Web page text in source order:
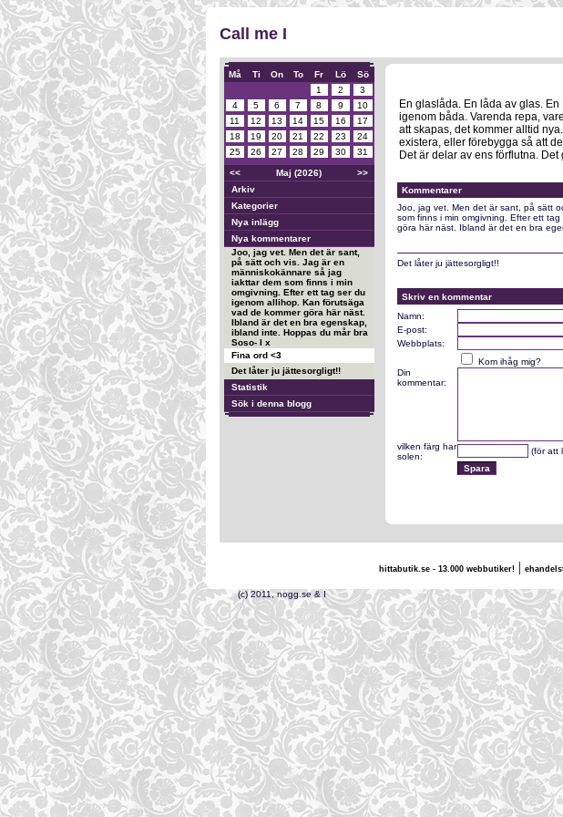
Call me I
Må Ti On To Fr Lö
Sö
1
2
3
4
5 6 7 8 9
10
11
12 13 14 15 16
17
18
19 20 21 22 23
24
25
26 27 28 29 30 31
<< Maj (2026)
>>
Arkiv
Kategorier
Nya inlägg
Nya kommentarer
Joo, jag vet. Men det är sant,
på sätt och vis. Jag är en
människokännare så jag
iakttar dem som finns i min
omgivning. Efter ett tag ser du
igenom allihop. Kan förutsäga
vad de kommer göra här näst.
Ibland är det en bra egenskap,
ibland inte. Hoppas du mår bra
Soso- I x
Fina ord <3
Det låter ju jättesorgligt!!
Statistik
Sök i denna blogg
En glaslåda. En låda av glas.
igenom båda. Varenda repa,
att skapas, det kommer alltid
existera, eller förebygga så att
Det är delar av ens förflutna.
Kommentarer
Joo, jag vet. Men det är sant, på sätt
som finns i min omgivning. Efter ett
göra här näst. Ibland är det en bra
Det låter ju jättesorgligt!!
Skriv en kommentar
Namn:
E-post:
Webbplats:
Kom ihåg mig?
Din
kommentar:
vilken färg har
solen:
(för att
hittabutik.se - 13.000 webbutiker!|
(c) 2011, nogg.se & I